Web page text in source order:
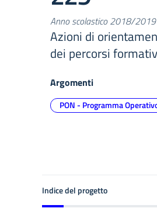
Anno scolastico 2018/2019
Azioni di
dei percorsi
Argomenti
PON - Programma
Indice del progetto